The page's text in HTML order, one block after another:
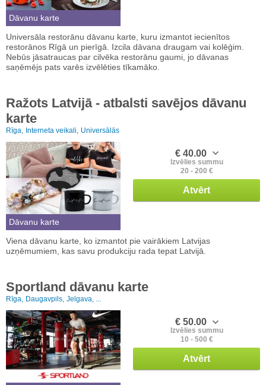
Dāvanu karte
Universāla restorānu dāvanu karte, kuru izmantot iecienītos
restorānos Rīgā un pierīgā. Izcila dāvana draugam vai kolēģim.
Nebūs jāsatraucas par cilvēka restorānu gaumi, jo dāvanas
saņēmējs pats varēs izvēlēties tīkamāko.
Ražots Latvijā - atbalsti savējos dāvanu
karte
Rīga, Interneta veikali, Universālās
Dāvanu karte
€ 40.00
Izvēlies summu
20 - 200 €
Atvērt
Viena dāvanu karte, ko izmantot pie vairākiem Latvijas
uzņēmumiem, kas savu produkciju rada tepat Latvijā.
Sportland dāvanu karte
Rīga, Daugavpils, Jelgava, ...
€ 50.00
Izvēlies summu
10 - 500 €
Atvērt